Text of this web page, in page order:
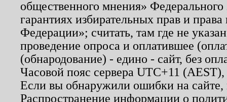
общественного мнения»
гарантиях избирательных прав и
Федерации»; считать, там где не
проведение опроса и оплатившее
(обнародование) - едино - сайт, без
Часовой пояс сервера UTC+11
Если вы обнаружили ошибки на
Распространение информации о